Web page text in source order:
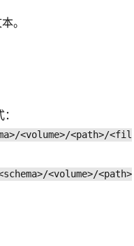
。
<volume>/<path>/<fil
<volume>/<path>